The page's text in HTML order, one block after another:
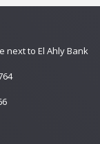
next to El Ahly Bank